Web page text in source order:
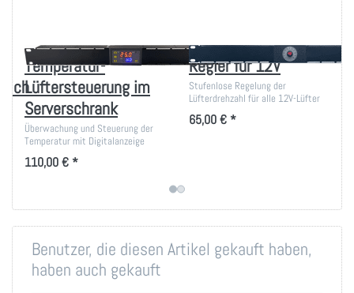
Temperatur-
Lüftersteuerung im
Serverschrank
Überwachung und Steuerung der
Temperatur mit Digitalanzeige
110,00 € *
Regler für 12V
Stufenlose Regelung der
Lüfterdrehzahl für alle 12V-Lüfter
65,00 € *
Benutzer, die diesen Artikel gekauft haben,
haben auch gekauft